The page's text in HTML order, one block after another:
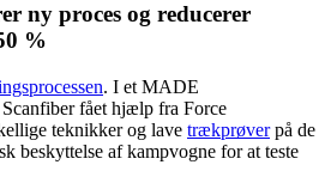
ny proces og reducerer
%
. I et MADE
fået hjælp fra Force
teknikker og lave trækprøverpå de
beskyttelse af kampvogne for at teste